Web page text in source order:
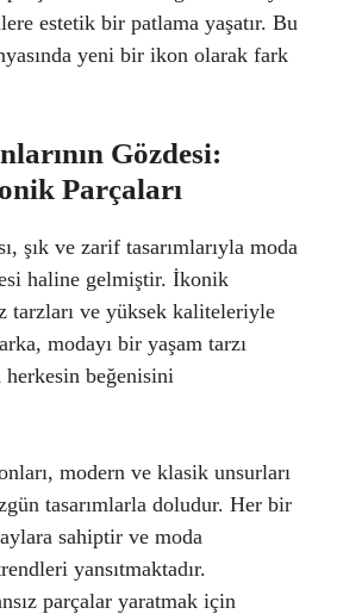
estetik bir patlama yaşatır. Bu
yeni bir ikon olarak fark
Gözdesi:
Parçaları
şık ve zarif tasarımlarıyla moda
haline gelmiştir. İkonik
tarzları ve yüksek kaliteleriyle
modayı bir yaşam tarzı
beğenisini
modern ve klasik unsurları
tasarımlarla doludur. Her bir
sahiptir ve moda
yansıtmaktadır.
parçalar yaratmak için